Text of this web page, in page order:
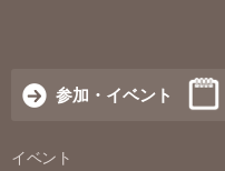
参加・イベント
イベント